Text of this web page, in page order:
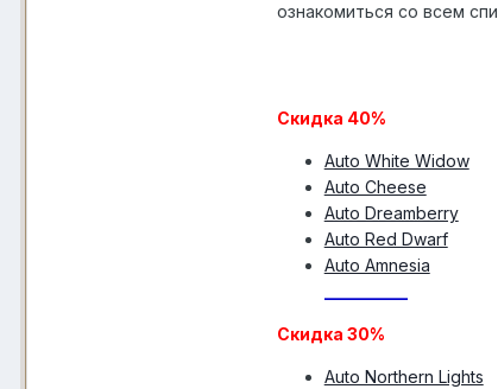
ознакомиться со всем
Скидка 40%
Auto White Widow
Auto Cheese
Auto Dreamberry
Auto Red Dwarf
Auto Amnesia
Скидка 30%
Auto Northern Lights